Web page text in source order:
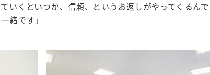
いくといつか、信頼、というお返しがやってくるんで
緒です」